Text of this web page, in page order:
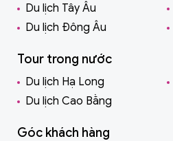
Du lịch Tây Âu
Du lịch Đông Âu
Tour trong nước
Du lịch Hạ Long
Du lịch Cao Bằng
Góc khách hàng